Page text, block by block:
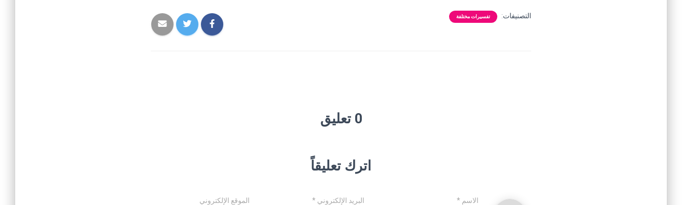
التصنيفات: تفسيرات مختلفة
0 تعليق
اترك تعليقاً
الاسم * البريد الإلكتروني * الموقع الإلكتروني